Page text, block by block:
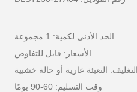
الحد الأدنى لكمية: 1 مجموعة
الأسعار: قابل للتفاوض
التعبئة عارية أو حالة خشبية
وقت التسليم: 60-90 يومًا